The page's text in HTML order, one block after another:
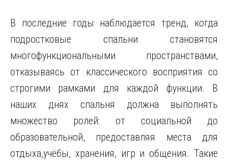
В последние годы наблюдается тренд, когда
подростковые спальни становятся
многофункциональными пространствами,
отказываясь от классического восприятия со
строгими рамками для каждой функции. В
наших днях спальня должна выполнять
множество ролей: от социальной до
образовательной, предоставляя места для
отдыха,учёбы, хранения, игр и общения. Такие